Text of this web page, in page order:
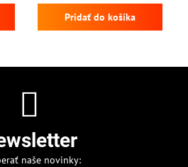
Pridať do košíka
naše novinky: